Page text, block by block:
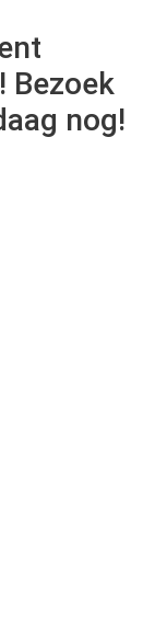
Bezoek
nog!